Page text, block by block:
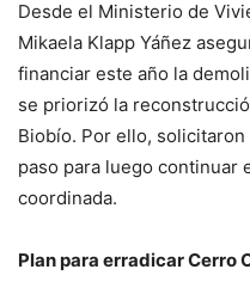
Desde el Ministerio de
Mikaela Klapp Yáñez
financiar este año la
se priorizó la
Biobío. Por ello,
paso para luego continuar
coordinada.
Plan para erradicar Cerro